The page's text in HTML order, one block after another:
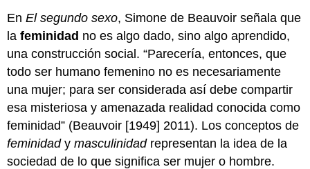
EnEl segundo sexo, Simone de Beauvoir señala que
lafeminidad no es algo dado, sino algo aprendido,
una construcción social. “Parecería, entonces, que
todo ser humano femenino no es necesariamente
una mujer; para ser considerada así debe compartir
esa misteriosa y amenazada realidad conocida como
feminidad” (Beauvoir [1949] 2011). Los conceptos de
feminidadymasculinidadrepresentan la idea de la
sociedad de lo que significa ser mujer o hombre.